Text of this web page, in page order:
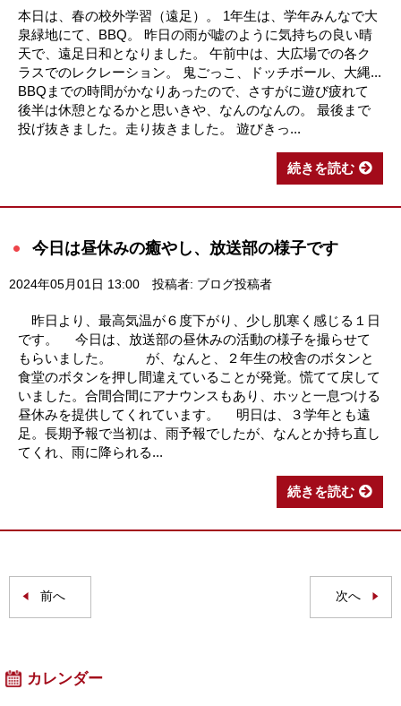
本日は、春の校外学習（遠足）。 1年生は、学年みんなで大
泉緑地にて、BBQ。 昨日の雨が嘘のように気持ちの良い晴
天で、遠足日和となりました。 午前中は、大広場での各ク
ラスでのレクレーション。 鬼ごっこ、ドッチボール、大縄...
BBQまでの時間がかなりあったので、さすがに遊び疲れて
後半は休憩となるかと思いきや、なんのなんの。 最後まで
投げ抜きました。走り抜きました。 遊びきっ...
続きを読む
今日は昼休みの癒やし、放送部の様子です
2024年05月01日 13:00 投稿者: ブログ投稿者
昨日より、最高気温が６度下がり、少し肌寒く感じる１日
です。 今日は、放送部の昼休みの活動の様子を撮らせて
もらいました。 が、なんと、２年生の校舎のボタンと
食堂のボタンを押し間違えていることが発覚。慌てて戻して
いました。合間合間にアナウンスもあり、ホッと一息つける
昼休みを提供してくれています。 明日は、３学年とも遠
足。長期予報で当初は、雨予報でしたが、なんとか持ち直し
てくれ、雨に降られる...
続きを読む
前へ 次へ
カレンダー